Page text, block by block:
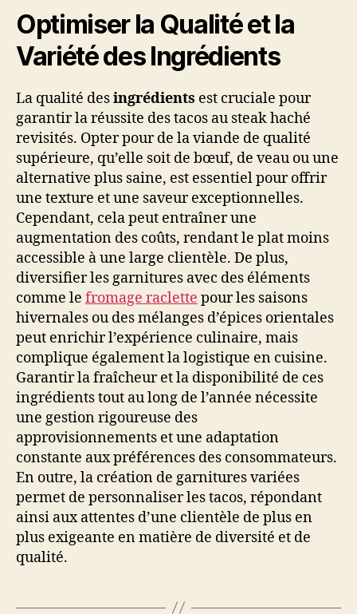
Optimiser la Qualité et la
Variété des Ingrédients
La qualité desingrédients est cruciale pour
garantir la réussite des tacos au steak haché
revisités. Opter pour de la viande de qualité
supérieure, qu’elle soit de bœuf, de veau ou une
alternative plus saine, est essentiel pour offrir
une texture et une saveur exceptionnelles.
Cependant, cela peut entraîner une
augmentation des coûts, rendant le plat moins
accessible à une large clientèle. De plus,
diversifier les garnitures avec des éléments
comme le fromage raclette pour les saisons
hivernales ou des mélanges d’épices orientales
peut enrichir l’expérience culinaire, mais
complique également la logistique en cuisine.
Garantir la fraîcheur et la disponibilité de ces
ingrédients tout au long de l’année nécessite
une gestion rigoureuse des
approvisionnements et une adaptation
constante aux préférences des consommateurs.
En outre, la création de garnitures variées
permet de personnaliser les tacos, répondant
ainsi aux attentes d’une clientèle de plus en
plus exigeante en matière de diversité et de
qualité.